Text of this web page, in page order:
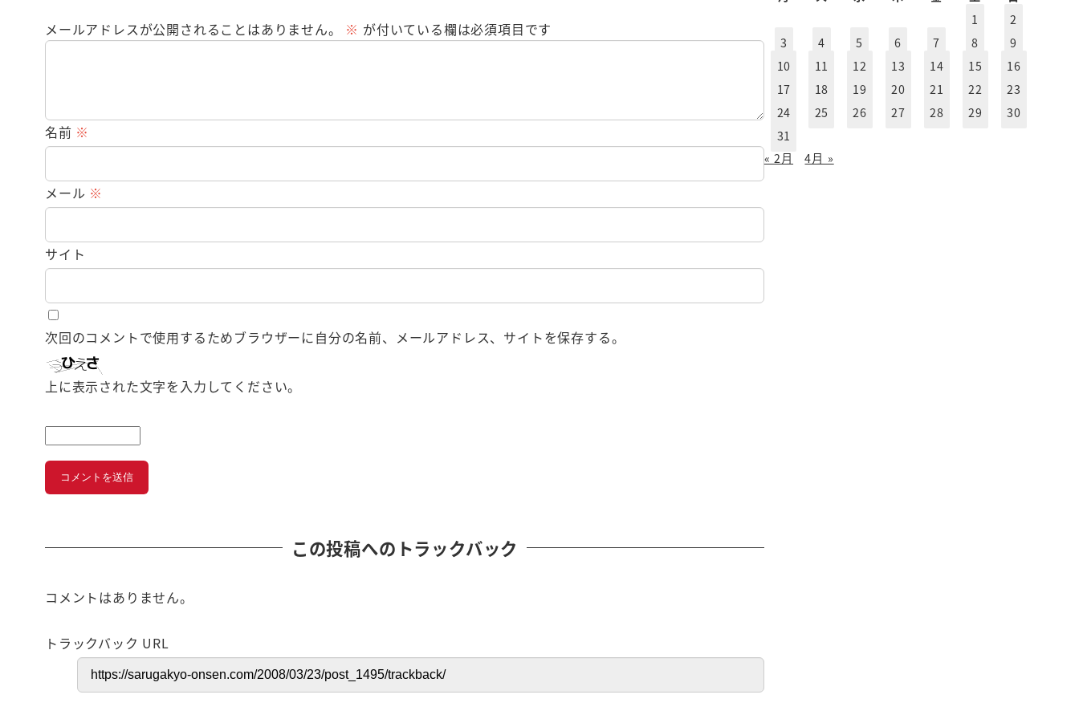
メールアドレスが公開されることはありません。 ※ が付いている欄は必須項目です
名前 ※
メール ※
サイト
次回のコメントで使用するためブラウザーに自分の名前、メールアドレス、サイトを保存する。
上に表示された文字を入力してください。
この投稿へのトラックバック
コメントはありません。
トラックバック URL
1
2
3
4 5 6 7 8
9
10
11 12 13 14 15
16
17
18 19 20 21 22
23
24
25 26 27 28 29
30
31
« 2月
4月 »